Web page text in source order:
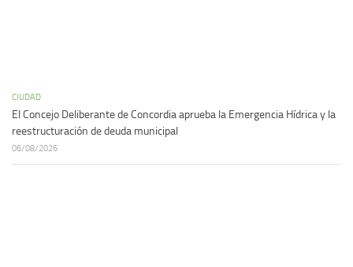
CIUDAD
El Concejo Deliberante de Concordia aprueba la Emergencia Hídrica y la
reestructuración de deuda municipal
06/08/2026